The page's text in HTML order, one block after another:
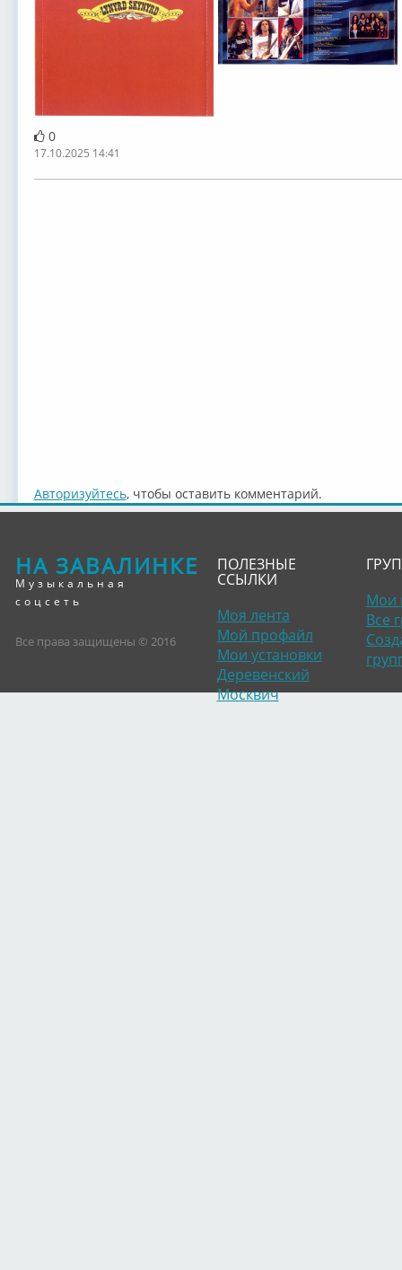
0
17.10.2025 14:41
Авторизуйтесь, чтобы оставить комментарий.
НА ЗАВАЛИНКЕ
Музыкальная
соцсеть
Все права защищены © 2016
ПОЛЕЗНЫЕ
ССЫЛКИ
Моя лента
Мой профайл
Мои установки
Деревенский
Москвич
Мои
Все